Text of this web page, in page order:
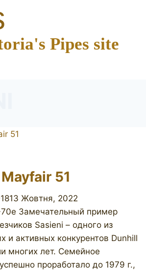
Pipes site
51
13 Жовтня, 2022
Замечательный пример
Sasieni – одного из
и активных конкурентов Dunhill
многих лет. Семейное
проработало до 1979 г.,